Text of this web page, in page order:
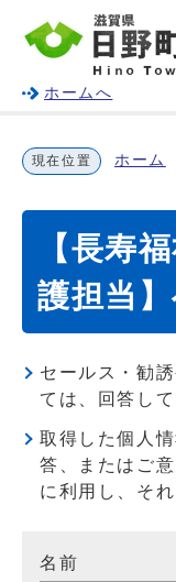
ホームへ
現在位置 ホーム
【長寿
護担当
セールス・勧
ては、回答し
取得した個人
答、またはご
に利用し、そ
名前